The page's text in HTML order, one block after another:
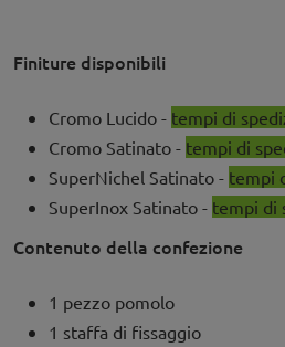
Finiture disponibili
Cromo Lucido - tempi di
Cromo Satinato - tempi di
SuperNichel Satinato - tempi
SuperInox Satinato - tempi di
Contenuto della confezione
1 pezzo pomolo
1 staffa di fissaggio